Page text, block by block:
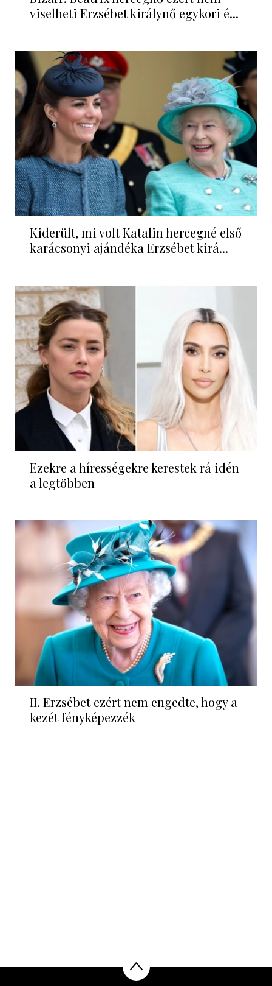
viselheti Erzsébet királynő egykori é...
Kiderült, mi volt Katalin hercegné első
karácsonyi ajándéka Erzsébet kirá...
Ezekre a hírességekre kerestek rá idén
a legtöbben
II. Erzsébet ezért nem engedte, hogy a
kezét fényképezzék